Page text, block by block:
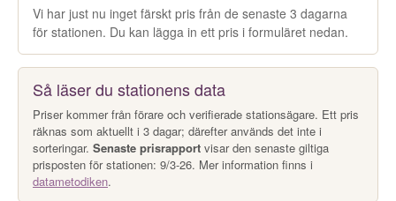
Vi har just nu inget färskt pris från de senaste 3 dagarna
för stationen. Du kan lägga in ett pris i formuläret nedan.
Så läser du stationens data
Priser kommer från förare och verifierade stationsägare. Ett pris
räknas som aktuellt i 3 dagar; därefter används det inte i
sorteringar. Senaste prisrapport visar den senaste giltiga
prisposten för stationen: 9/3-26. Mer information finns i
datametodiken.